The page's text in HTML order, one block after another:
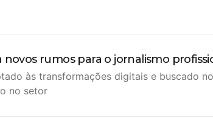
rumos para o jornalismo
às transformações digitais e buscado
no setor